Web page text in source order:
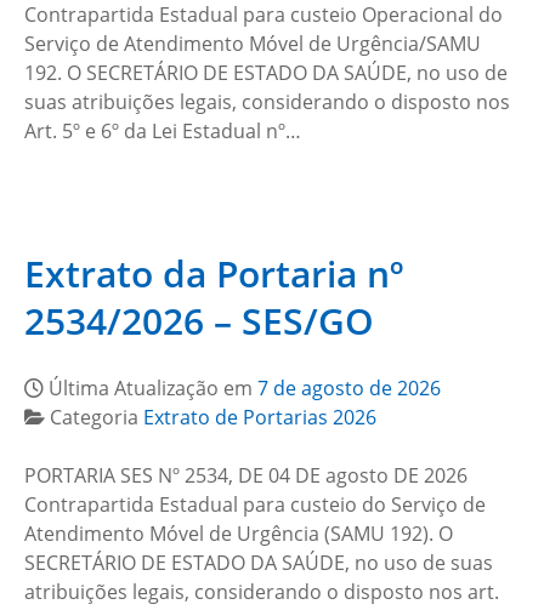
Contrapartida Estadual para custeio Operacional do
Serviço de Atendimento Móvel de Urgência/SAMU
192. O SECRETÁRIO DE ESTADO DA SAÚDE, no uso de
suas atribuições legais, considerando o disposto nos
Art. 5º e 6º da Lei Estadual nº…
Extrato da Portaria nº
2534/2026 – SES/GO
Última Atualização em 7 de agosto de 2026
Categoria Extrato de Portarias 2026
PORTARIA SES Nº 2534, DE 04 DE agosto DE 2026
Contrapartida Estadual para custeio do Serviço de
Atendimento Móvel de Urgência (SAMU 192). O
SECRETÁRIO DE ESTADO DA SAÚDE, no uso de suas
atribuições legais, considerando o disposto nos art.